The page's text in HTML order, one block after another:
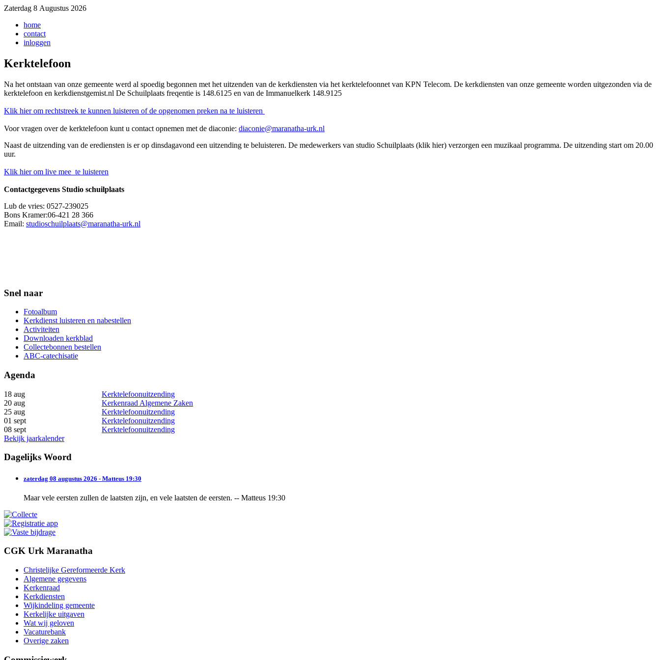
Zaterdag 8 Augustus 2026
home
contact
inloggen
Kerktelefoon
Na het ontstaan van onze gemeente werd al spoedig begonnen met het uitzenden van de kerkdiensten via het kerktelefoonnet van KPN Telecom. De kerkdiensten van onze gemeente worden uitgezonden via de
kerktelefoon en kerkdienstgemist.nl De Schuilplaats freqentie is 148.6125 en van de Immanuelkerk 148.9125
Klik hier om rechtstreek te kunnen luisteren of de opgenomen preken na te luisteren
Voor vragen over de kerktelefoon kunt u contact opnemen met de diaconie: diaconie@maranatha-urk.nl
Naast de uitzending van de erediensten is er op dinsdagavond een uitzending te beluisteren. De medewerkers van studio Schuilplaats (klik hier) verzorgen een muzikaal programma. De uitzending start om 20.00
uur.
Klik hier om live mee te luisteren
Contactgegevens Studio schuilplaats
Lub de vries: 0527-239025
Bons Kramer:06-421 28 366
Email: studioschuilplaats@maranatha-urk.nl
Snel naar
Fotoalbum
Kerkdienst luisteren en nabestellen
Activiteiten
Downloaden kerkblad
Collectebonnen bestellen
ABC-catechisatie
Agenda
18 aug
Kerktelefoonuitzending
20 aug
Kerkenraad Algemene Zaken
25 aug
Kerktelefoonuitzending
01 sept
Kerktelefoonuitzending
08 sept
Kerktelefoonuitzending
Bekijk jaarkalender
Dagelijks Woord
zaterdag 08 augustus 2026 - Matteus 19:30
Maar vele eersten zullen de laatsten zijn, en vele laatsten de eersten. -- Matteus 19:30
CGK Urk Maranatha
Christelijke Gereformeerde Kerk
Algemene gegevens
Kerkenraad
Kerkdiensten
Wijkindeling gemeente
Kerkelijke uitgaven
Wat wij geloven
Vacaturebank
Overige zaken